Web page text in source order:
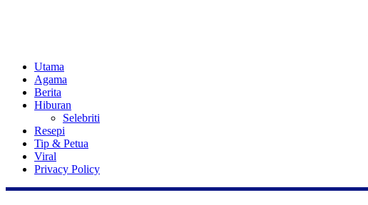
Utama
Agama
Berita
Hiburan
Selebriti
Resepi
Tip & Petua
Viral
Privacy Policy